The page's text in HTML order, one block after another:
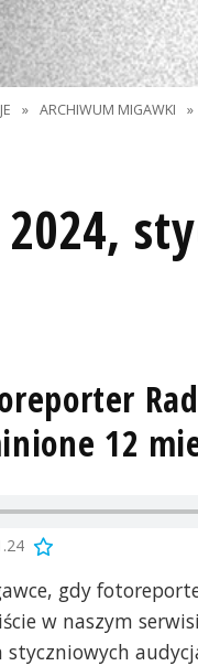
» ARCHIWUM MIGAWKI »
12
gdy
w naszym
styczniowych